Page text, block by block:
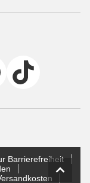
Barrierefreiheit